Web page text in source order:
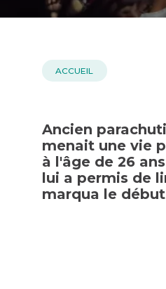
ACCUEIL
Ancien
menait une vie
à l'âge de 26
lui a permis de
marqua le